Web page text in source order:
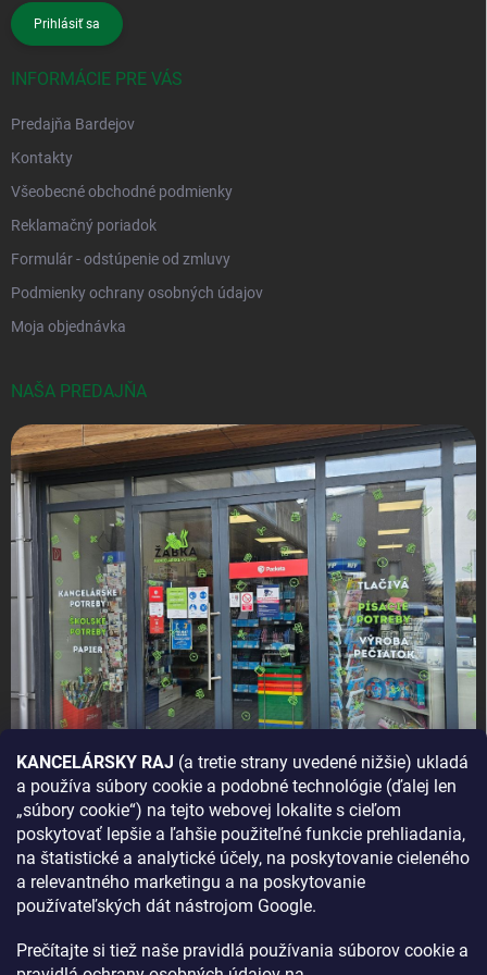
KANCELÁRSKY RAJ (a tretie strany uvedené nižšie) ukladá
a používa súbory cookie a podobné technológie (ďalej len
„súbory cookie“) na tejto webovej lokalite s cieľom
poskytovať lepšie a ľahšie použiteľné funkcie prehliadania,
na štatistické a analytické účely, na poskytovanie cieleného
a relevantného marketingu a na poskytovanie
používateľských dát nástrojom Google.
Prečítajte si tiež naše pravidlá používania súborov cookie a
Prihlásiť sa
INFORMÁCIE PRE VÁS
Predajňa Bardejov
Kontakty
Všeobecné obchodné podmienky
Reklamačný poriadok
Formulár - odstúpenie od zmluvy
Podmienky ochrany osobných údajov
Moja objednávka
NAŠA PREDAJŇA
AKO SA K NÁM DOSTANETE?